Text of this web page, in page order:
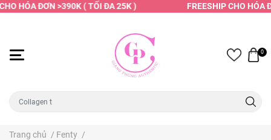
HÓA ĐƠN >390K ( TỐI ĐA 25K ) FREESHIP CHO HÓA
0
Trang chủ / Fenty /